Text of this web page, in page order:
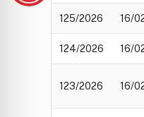
125/2026 16/
124/2026 16/
123/2026 16/